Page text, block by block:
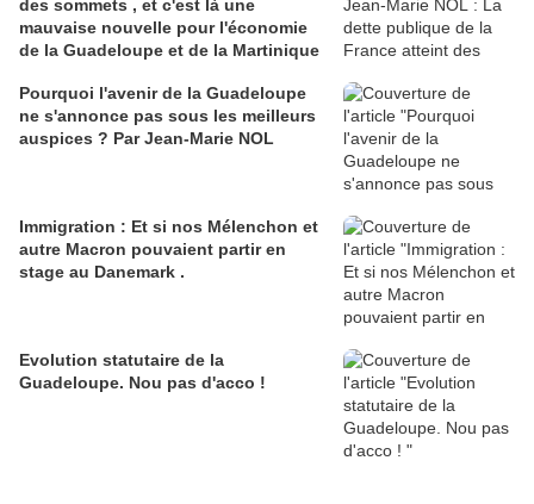
des sommets , et c'est là une
mauvaise nouvelle pour l'économie
de la Guadeloupe et de la Martinique
Pourquoi l'avenir de la Guadeloupe
ne s'annonce pas sous les meilleurs
auspices ? Par Jean-Marie NOL
Immigration : Et si nos Mélenchon et
autre Macron pouvaient partir en
stage au Danemark .
Evolution statutaire de la
Guadeloupe. Nou pas d'acco !